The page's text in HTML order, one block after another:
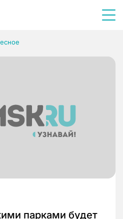
парками будет